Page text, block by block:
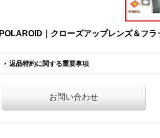
POLAROID｜クローズアップレンズ＆フラ
返品特約に関する重要事項
お問い合わせ